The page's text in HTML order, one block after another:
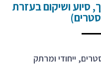
סיוע ושיקום בעזרת
ייחודי ומרתק